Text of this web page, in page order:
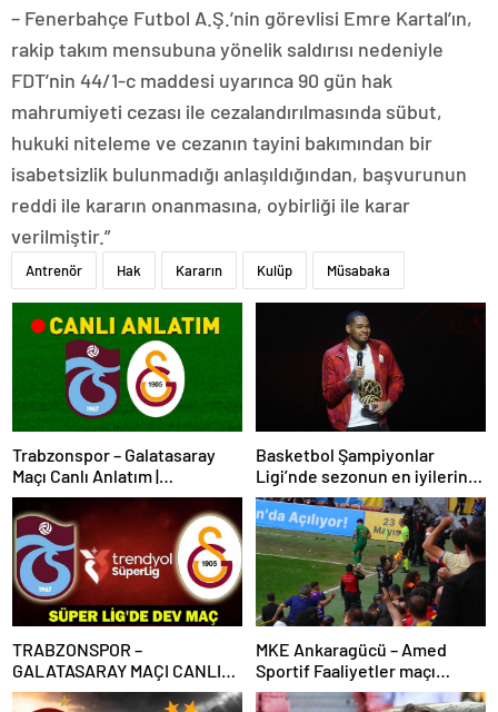
– Fenerbahçe Futbol A.Ş.’nin görevlisi Emre Kartal’ın,
rakip takım mensubuna yönelik saldırısı nedeniyle
FDT’nin 44/1-c maddesi uyarınca 90 gün hak
mahrumiyeti cezası ile cezalandırılmasında sübut,
hukuki niteleme ve cezanın tayini bakımından bir
isabetsizlik bulunmadığı anlaşıldığından, başvurunun
reddi ile kararın onanmasına, oybirliği ile karar
verilmiştir.”
Antrenör Hak Kararın Kulüp Müsabaka
Trabzonspor – Galatasaray
Maçı Canlı Anlatım |
Trabzonspor – Galatasaray
Bein Sports 1 Canlı İzle | Lider,
Trabzon deplasmanında
Basketbol Şampiyonlar
Ligi’nde sezonun en iyilerine
ödülleri verildi
TRABZONSPOR –
GALATASARAY MAÇI CANLI
İZLE | Trabzonspor-
MKE Ankaragücü – Amed
Sportif Faaliyetler maçı
olaylarla başladı